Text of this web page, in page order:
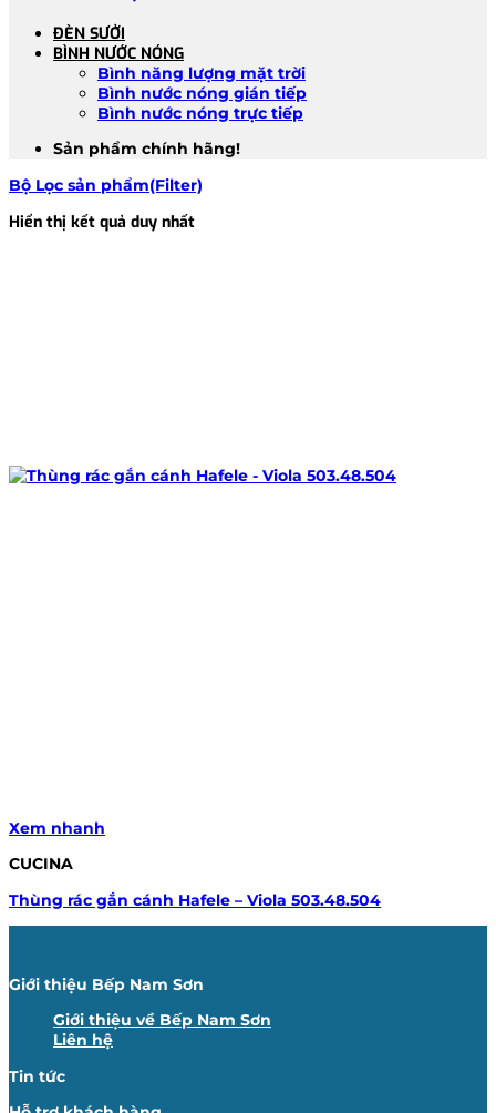
ĐÈN SƯỞI
BÌNH NƯỚC NÓNG
Bình năng lượng mặt trời
Bình nước nóng gián tiếp
Bình nước nóng trực tiếp
Sản phẩm chính hãng!
Bộ Lọc sản phẩm(Filter)
Hiển thị kết quả duy nhất
Xem nhanh
CUCINA
Thùng rác gắn cánh Hafele – Viola 503.48.504
Giới thiệu Bếp Nam Sơn
Giới thiệu về Bếp Nam Sơn
Liên hệ
Tin tức